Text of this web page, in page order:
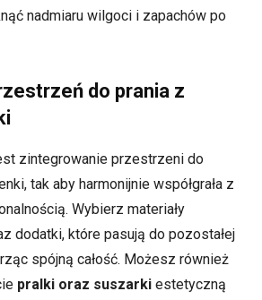
nadmiaru wilgoci i zapachów po
do prania z
zintegrowanie przestrzeni do
tak aby harmonijnie współgrała z
Wybierz materiały
dodatki, które pasują do pozostałej
spójną całość. Możesz również
pralki oraz suszarki estetyczną